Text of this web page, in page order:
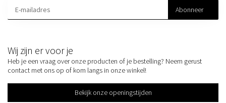
Wij zijn er voor je
Heb je een vraag over onze producten of je bestelling? Neem gerust
contact met ons op of kom langs in onze winkel!
Bekijk onze openingstijden
Abonneer